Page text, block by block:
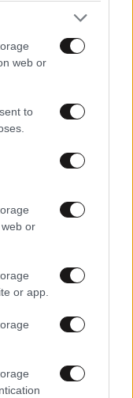
web or
to
or
or app.
ΠΡΟΣΘΗΚΗ
για